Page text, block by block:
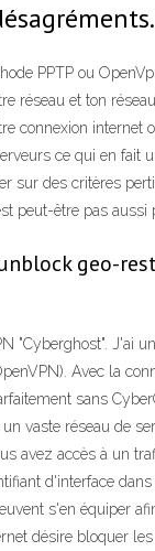
PPTP ou
réseau et ton
internet
ce qui en fait
sur des critères
peut-être pas aussi
geo-
"Cyberghost". J'ai
Avec la
sans
vaste réseau de
avez accès à un
d'interface
s'en équiper
désire bloquer